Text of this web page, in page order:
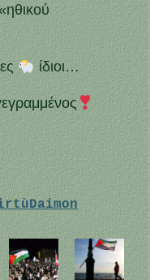
ίδιοι…